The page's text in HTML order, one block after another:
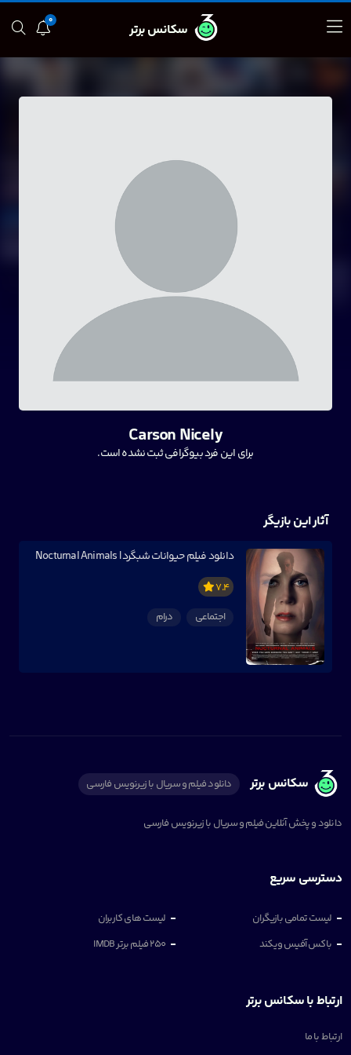
0
سکانس برتر
Carson Nicely
برای این فرد بیوگرافی ثبت نشده است.
آثار این بازیگر
دانلود فیلم حیوانات شبگرد | Nocturnal Animals
7.4
اجتماعی
درام
سکانس برتر دانلود فیلم و سریال با زیرنویس فارسی
دانلود و پخش آنلاین فیلم و سریال با زیرنویس فارسی
دسترسی سریع
لیست تمامی بازیگران
لیست های کاربران
باکس آفیس ویکند
250 فیلم برتر IMDB
ارتباط با سکانس برتر
ارتباط با ما